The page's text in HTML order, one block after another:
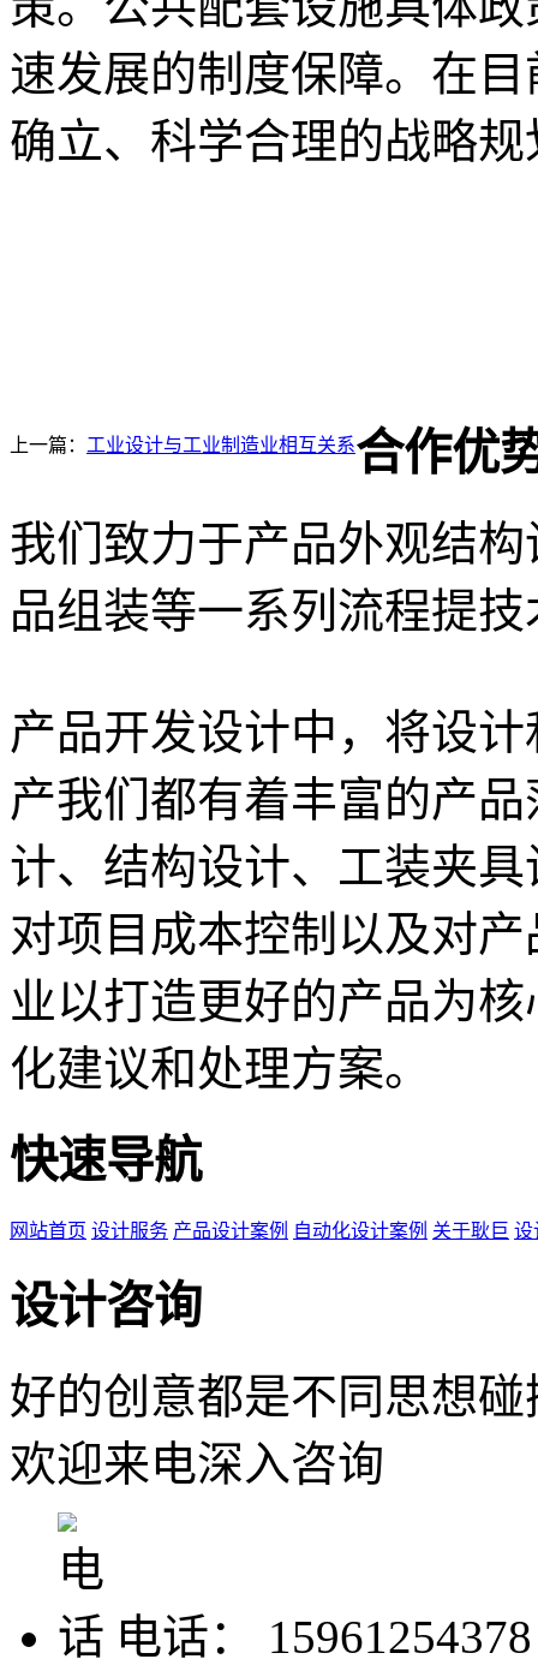
速发展的制度保障。在
确立、科学合理的战略
上一篇： 工业设计与工业制造业相互关系合作优
我们致力于产品外观结
品组装等一系列流程提
产品开发设计中，将设
产我们都有着丰富的产
计、结构设计、工装夹
对项目成本控制以及对
业以打造更好的产品为
化建议和处理方案。
快速导航
网站首页 设计服务 产品设计案例 自动化设计案例 关于耿巨 设
设计咨询
好的创意都是不同思想
欢迎来电深入咨询
电话： 15961254378